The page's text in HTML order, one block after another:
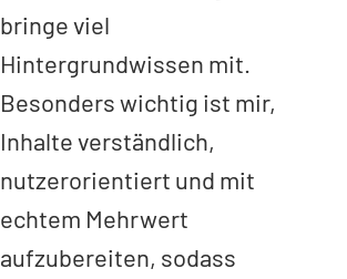
bringe viel
Hintergrundwissen mit.
Besonders wichtig ist mir,
Inhalte verständlich,
nutzerorientiert und mit
echtem Mehrwert
aufzubereiten, sodass